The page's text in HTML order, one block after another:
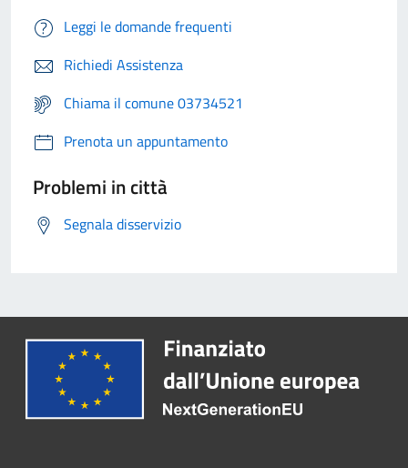
Leggi le domande frequenti
Richiedi Assistenza
Chiama il comune 03734521
Prenota un appuntamento
Problemi in città
Segnala disservizio